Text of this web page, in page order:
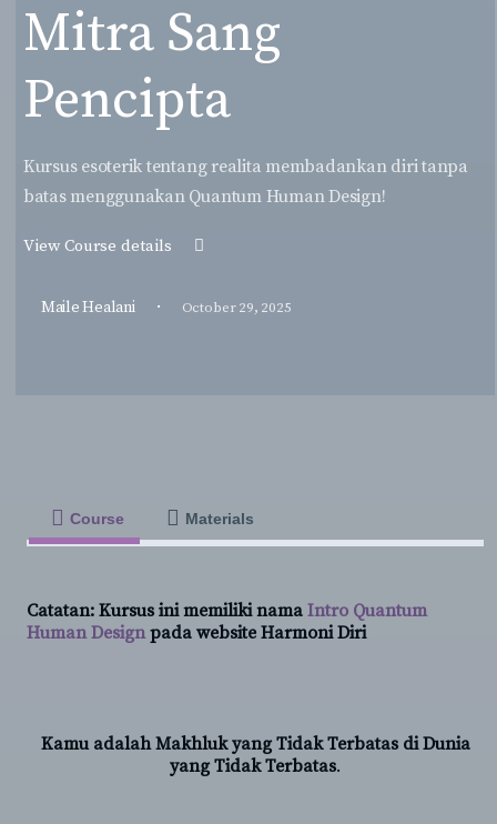
Mitra Sang
Pencipta
Kursus esoterik tentang realita membadankan diri tanpa
batas menggunakan Quantum Human Design!
View Course details
Maile Healani · October 29, 2025
Course Materials
Catatan: Kursus ini memiliki namaIntro Quantum
Human Designpada website Harmoni Diri
Kamu adalah Makhluk yang Tidak Terbatas di Dunia
yang Tidak Terbatas.